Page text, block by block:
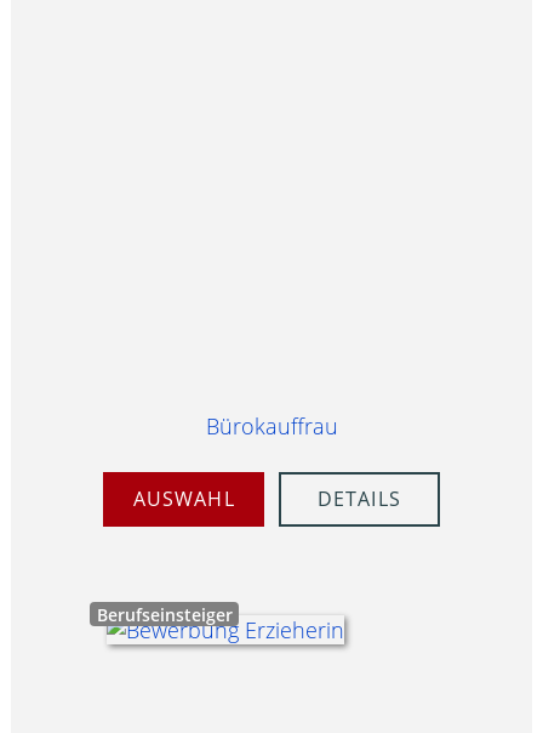
Bürokauffrau
AUSWAHL DETAILS
Berufseinsteiger